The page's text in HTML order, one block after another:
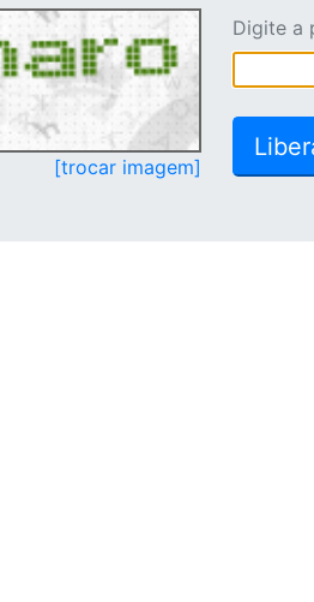
[trocar imagem]
Digite a